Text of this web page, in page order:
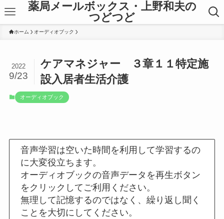
薬局メールボックス・上野和夫の
つどつど
ホーム オーディオブック
ケアマネジャー ３章１１特定施
設入居者生活介護
2022
9/23
オーディオブック
音声学習は空いた時間を利用して学習するの
に大変役立ちます。
オーディオブックの音声データを再生ボタン
をクリックしてご利用ください。
無理して記憶するのではなく、繰り返し聞く
ことを大切にしてください。